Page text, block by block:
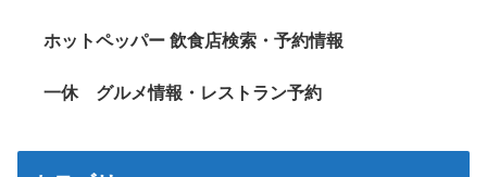
ホットペッパー 飲食店検索・予約情報
一休 グルメ情報・レストラン予約